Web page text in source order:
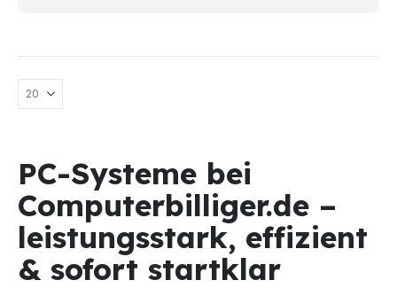
PC-Systeme bei
Computerbilliger.de –
leistungsstark, effizient
& sofort startklar